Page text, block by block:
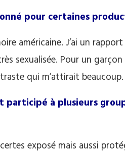
pour certaines
américaine. J’ai un
sexualisée. Pour un
qui m’attirait beaucoup.
à plusieurs
exposé mais aussi